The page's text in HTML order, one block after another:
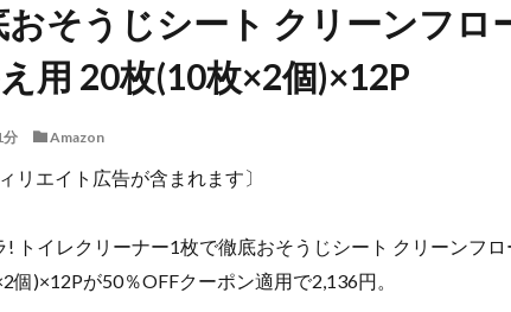
おそうじシート クリーンフロ
用 20枚(10枚×2個)×12P
Amazon
リエイト広告が含まれます〕
! トイレクリーナー1枚で徹底おそうじシート クリーンフ
個)×12Pが50％OFFクーポン適用で2,136円。